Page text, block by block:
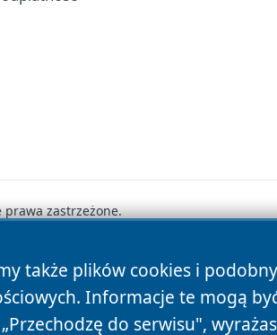
także plików cookies i
Informacje te mogą
do serwisu",
zastrzeżone.
Polityka Cookies